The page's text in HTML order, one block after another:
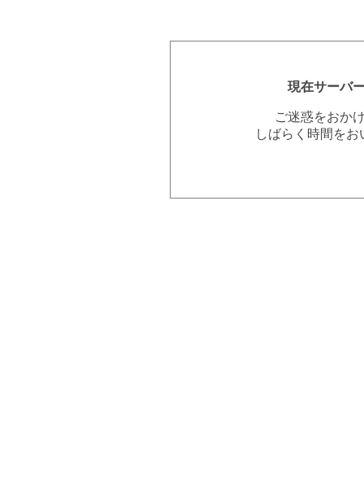
現在サーバ
ご迷惑をおか
しばらく時間を